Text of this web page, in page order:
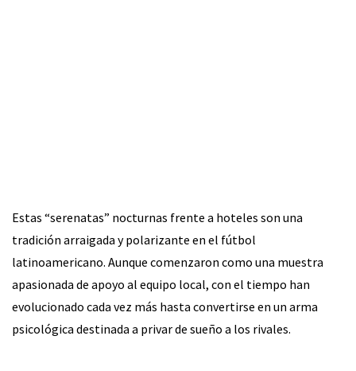
Estas “serenatas” nocturnas frente a hoteles son una
tradición arraigada y polarizante en el fútbol
latinoamericano. Aunque comenzaron como una muestra
apasionada de apoyo al equipo local, con el tiempo han
evolucionado cada vez más hasta convertirse en un arma
psicológica destinada a privar de sueño a los rivales.